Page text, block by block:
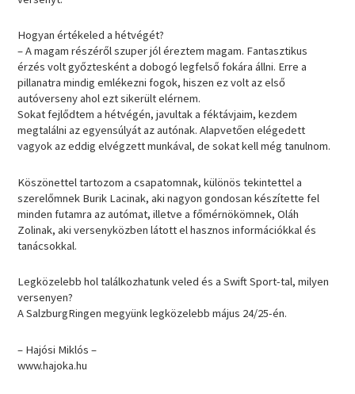
Hogyan értékeled a hétvégét?
– A magam részéről szuper jól éreztem magam. Fantasztikus
érzés volt győztesként a dobogó legfelső fokára állni. Erre a
pillanatra mindig emlékezni fogok, hiszen ez volt az első
autóverseny ahol ezt sikerült elérnem.
Sokat fejlődtem a hétvégén, javultak a féktávjaim, kezdem
megtalálni az egyensúlyát az autónak. Alapvetően elégedett
vagyok az eddig elvégzett munkával, de sokat kell még tanulnom.
Köszönettel tartozom a csapatomnak, különös tekintettel a
szerelőmnek Burik Lacinak, aki nagyon gondosan készítette fel
minden futamra az autómat, illetve a főmérnökömnek, Oláh
Zolinak, aki versenyközben látott el hasznos információkkal és
tanácsokkal.
Legközelebb hol találkozhatunk veled és a Swift Sport-tal, milyen
versenyen?
A SalzburgRingen megyünk legközelebb május 24/25-én.
– Hajósi Miklós –
www.hajoka.hu